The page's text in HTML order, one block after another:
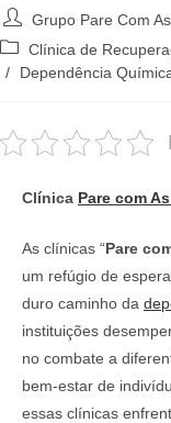
Autor
do
post:
Grupo Pare Com
Categoria
do
Clínica de
/
Dependência
Clínica Pare com
As clínicas “Pare
um refúgio de
duro caminho da
instituições
no combate a
bem-estar de
essas clínicas